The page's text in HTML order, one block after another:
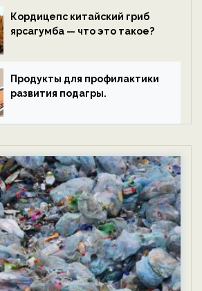
Кордицепс китайский гриб
ярсагумба — что это такое?
Продукты для профилактики
развития подагры.